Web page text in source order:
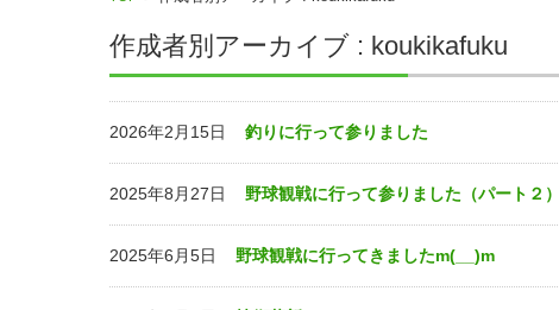
作成者別アーカイブ : koukikafuku
2026年2月15日 釣りに行って参りました
2025年8月27日 野球観戦に行って参りました（パート２）
2025年6月5日 野球観戦に行ってきましたm(__)m